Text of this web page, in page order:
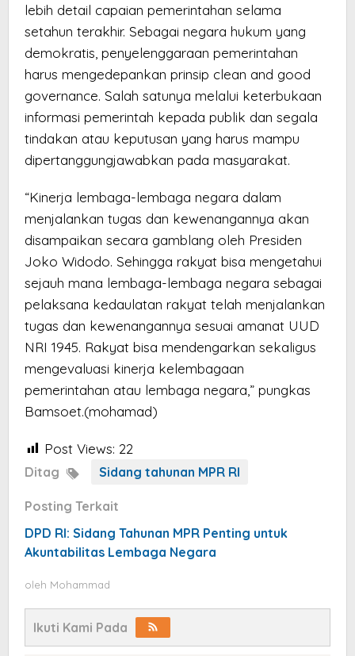
lebih detail capaian pemerintahan selama
setahun terakhir. Sebagai negara hukum yang
demokratis, penyelenggaraan pemerintahan
harus mengedepankan prinsip clean and good
governance. Salah satunya melalui keterbukaan
informasi pemerintah kepada publik dan segala
tindakan atau keputusan yang harus mampu
dipertanggungjawabkan pada masyarakat.
“Kinerja lembaga-lembaga negara dalam
menjalankan tugas dan kewenangannya akan
disampaikan secara gamblang oleh Presiden
Joko Widodo. Sehingga rakyat bisa mengetahui
sejauh mana lembaga-lembaga negara sebagai
pelaksana kedaulatan rakyat telah menjalankan
tugas dan kewenangannya sesuai amanat UUD
NRI 1945. Rakyat bisa mendengarkan sekaligus
mengevaluasi kinerja kelembagaan
pemerintahan atau lembaga negara,” pungkas
Bamsoet.(mohamad)
Post Views: 22
Ditag Sidang tahunan MPR RI
Posting Terkait
DPD RI: Sidang Tahunan MPR Penting untuk
Akuntabilitas Lembaga Negara
oleh Mohammad
Ikuti Kami Pada